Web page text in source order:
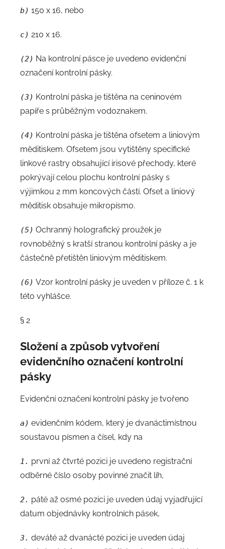
b) 150 x 16, nebo
c) 210 x 16.
(2) Na kontrolní pásce je uvedeno evidenční
označení kontrolní pásky.
(3) Kontrolní páska je tištěna na ceninovém
papíře s průběžným vodoznakem.
(4) Kontrolní páska je tištěna ofsetem a liniovým
měditiskem. Ofsetem jsou vytištěny specifické
linkové rastry obsahující irisové přechody, které
pokrývají celou plochu kontrolní pásky s
výjimkou 2 mm koncových částí. Ofset a liniový
měditisk obsahuje mikropísmo.
(5) Ochranný holografický proužek je
rovnoběžný s kratší stranou kontrolní pásky a je
částečně přetištěn liniovým měditiskem.
(6) Vzor kontrolní pásky je uveden v příloze č. 1 k
této vyhlášce.
§ 2
Složení a způsob vytvoření
evidenčního označení kontrolní
pásky
Evidenční označení kontrolní pásky je tvořeno
a) evidenčním kódem, který je dvanáctimístnou
soustavou písmen a čísel, kdy na
1. první až čtvrté pozici je uvedeno registrační
odběrné číslo osoby povinné značit líh,
2. páté až osmé pozici je uveden údaj vyjadřující
datum objednávky kontrolních pásek,
3. deváté až dvanácté pozici je uveden údaj